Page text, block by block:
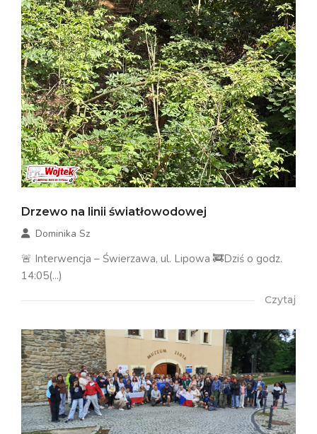
Drzewo na linii światłowodowej
Dominika Sz
🚨 Interwencja – Świerzawa, ul. Lipowa 🚒Dziś o godz.
14:05(...)
Czytaj